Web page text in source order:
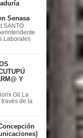
Senasa
SANTO
Laborales
Y
Gil La
de la